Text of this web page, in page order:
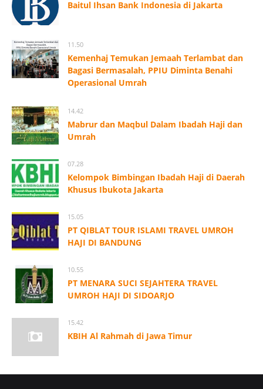
Baitul Ihsan Bank Indonesia di Jakarta
11.50
Kemenhaj Temukan Jemaah Terlambat dan
Bagasi Bermasalah, PPIU Diminta Benahi
Operasional Umrah
14.42
Mabrur dan Maqbul Dalam Ibadah Haji dan
Umrah
07.28
Kelompok Bimbingan Ibadah Haji di Daerah
Khusus Ibukota Jakarta
15.05
PT QIBLAT TOUR ISLAMI TRAVEL UMROH
HAJI DI BANDUNG
10.55
PT MENARA SUCI SEJAHTERA TRAVEL
UMROH HAJI DI SIDOARJO
15.42
KBIH Al Rahmah di Jawa Timur